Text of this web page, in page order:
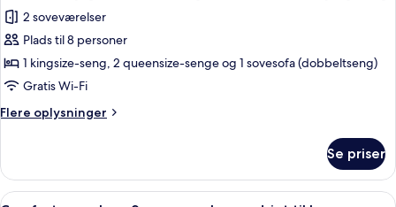
udsigt
have
billeder
af
Comfort-
lejlighed
-
flere
-
aircondition
2 soveværelser
Plads til 8 personer
1 kingsize-seng, 2 queensize-senge og 1 sovesofa (dobbeltseng)
Gratis Wi-Fi
Flere oplysninger
Flere
lejlighed
Se priser
Indlæs
Et moderne hotelværelse med seng,